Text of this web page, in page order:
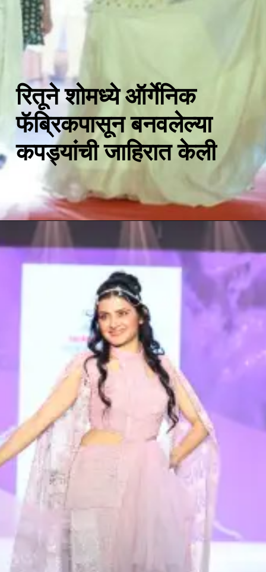
रितूने शोमध्ये ऑर्गेनिक
फॅब्रिकपासून बनवलेल्या
कपड्यांची जाहिरात केली